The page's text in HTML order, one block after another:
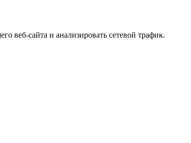
веб-сайта и анализировать сетевой трафик.